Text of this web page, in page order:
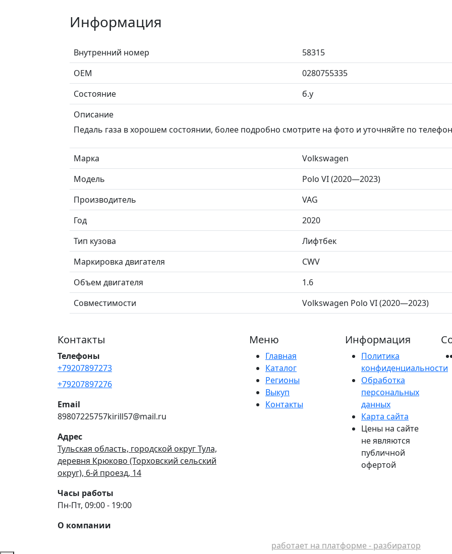
Информация
Внутренний номер
58315
ОЕМ
0280755335
Состояние
б.у
Описание
Педаль газа в хорошем состоянии, более подробно смотрите на фото и уточняйте по
Марка
Volkswagen
Модель
Polo VI (2020—2023)
Производитель
VAG
Год
2020
Тип кузова
Лифтбек
Маркировка двигателя
CWV
Объем двигателя
1.6
Совместимости
Volkswagen Polo VI (2020—2023)
Контакты
Телефоны
+79207897273
+79207897276
Email
89807225757kirill57@mail.ru
Адрес
Тульская область, городской округ Тула,
деревня Крюково (Торховский сельский
округ), 6-й проезд, 14
Часы работы
Пн-Пт, 09:00 - 19:00
О компании
Меню
Главная
Каталог
Регионы
Выкуп
Контакты
Информация
Политика
конфиденциальности
Обработка
персональных
данных
Карта сайта
Цены на сайте
не являются
публичной
офертой
работает на платформе - разбиратор